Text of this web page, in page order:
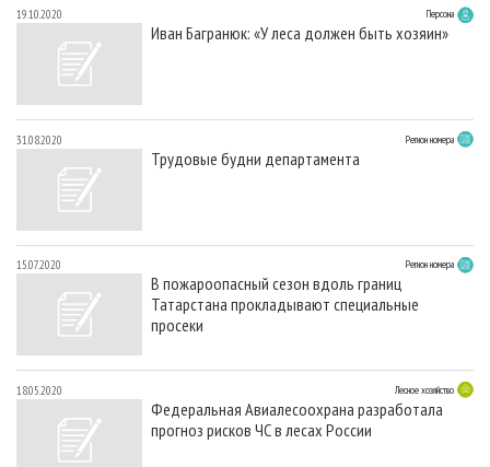
19.10.2020 Персона
Иван Багранюк: «У леса должен быть хозяин»
31.08.2020 Регион номера
Трудовые будни департамента
15.07.2020 Регион номера
В пожароопасный сезон вдоль границ
Татарстана прокладывают специальные
просеки
18.05.2020 Лесное хозяйство
Федеральная Авиалесоохрана разработала
прогноз рисков ЧС в лесах России